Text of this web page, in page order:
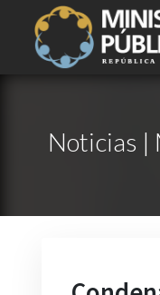
Noticias |